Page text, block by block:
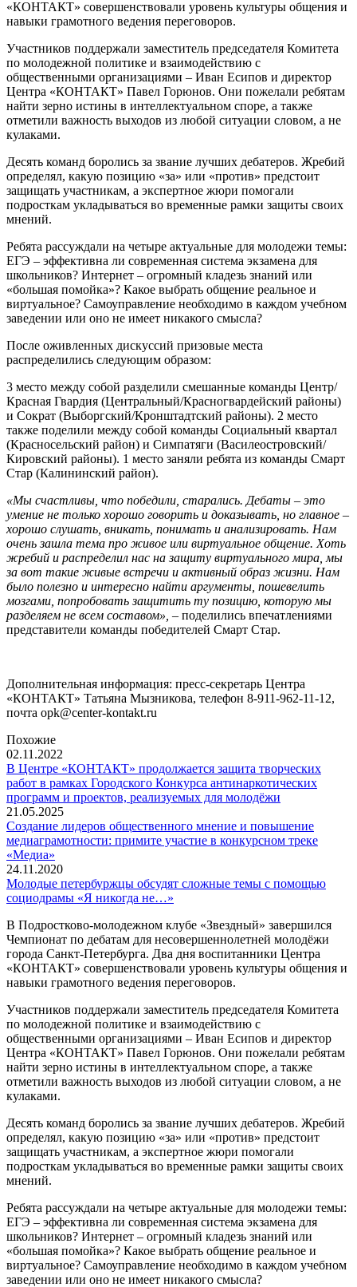
«КОНТАКТ» совершенствовали уровень культуры общения и
навыки грамотного ведения переговоров.
Участников поддержали заместитель председателя Комитета
по молодежной политике и взаимодействию с
общественными организациями – Иван Есипов и директор
Центра «КОНТАКТ» Павел Горюнов. Они пожелали ребятам
найти зерно истины в интеллектуальном споре, а также
отметили важность выходов из любой ситуации словом, а не
кулаками.
Десять команд боролись за звание лучших дебатеров. Жребий
определял, какую позицию «за» или «против» предстоит
защищать участникам, а экспертное жюри помогали
подросткам укладываться во временные рамки защиты своих
мнений.
Ребята рассуждали на четыре актуальные для молодежи темы:
ЕГЭ – эффективна ли современная система экзамена для
школьников? Интернет – огромный кладезь знаний или
«большая помойка»? Какое выбрать общение реальное и
виртуальное? Самоуправление необходимо в каждом учебном
заведении или оно не имеет никакого смысла?
После оживленных дискуссий призовые места
распределились следующим образом:
3 место между собой разделили смешанные команды Центр/
Красная Гвардия (Центральный/Красногвардейский районы)
и Сократ (Выборгский/Кронштадтский районы). 2 место
также поделили между собой команды Социальный квартал
(Красносельский район) и Симпатяги (Василеостровский/
Кировский районы). 1 место заняли ребята из команды Смарт
Стар (Калининский район).
«Мы счастливы, что победили, старались. Дебаты – это
умение не только хорошо говорить и доказывать, но главное –
хорошо слушать, вникать, понимать и анализировать. Нам
очень зашла тема про живое или виртуальное общение. Хоть
жребий и распределил нас на защиту виртуального мира, мы
за вот такие живые встречи и активный образ жизни. Нам
было полезно и интересно найти аргументы, пошевелить
мозгами, попробовать защитить ту позицию, которую мы
разделяем не всем составом», – поделились впечатлениями
представители команды победителей Смарт Стар.
Дополнительная информация: пресс-секретарь Центра
«КОНТАКТ» Татьяна Мызникова, телефон 8-911-962-11-12,
почта opk@center-kontakt.ru
Похожие
02.11.2022
В Центре «КОНТАКТ» продолжается защита творческих
работ в рамках Городского Конкурса антинаркотических
программ и проектов, реализуемых для молодёжи
21.05.2025
Создание лидеров общественного мнение и повышение
медиаграмотности: примите участие в конкурсном треке
«Медиа»
24.11.2020
Молодые петербуржцы обсудят сложные темы с помощью
социодрамы «Я никогда не…»
В Подростково-молодежном клубе «Звездный» завершился
Чемпионат по дебатам для несовершеннолетней молодёжи
города Санкт-Петербурга. Два дня воспитанники Центра
«КОНТАКТ» совершенствовали уровень культуры общения и
навыки грамотного ведения переговоров.
Участников поддержали заместитель председателя Комитета
по молодежной политике и взаимодействию с
общественными организациями – Иван Есипов и директор
Центра «КОНТАКТ» Павел Горюнов. Они пожелали ребятам
найти зерно истины в интеллектуальном споре, а также
отметили важность выходов из любой ситуации словом, а не
кулаками.
Десять команд боролись за звание лучших дебатеров. Жребий
определял, какую позицию «за» или «против» предстоит
защищать участникам, а экспертное жюри помогали
подросткам укладываться во временные рамки защиты своих
мнений.
Ребята рассуждали на четыре актуальные для молодежи темы:
ЕГЭ – эффективна ли современная система экзамена для
школьников? Интернет – огромный кладезь знаний или
«большая помойка»? Какое выбрать общение реальное и
виртуальное? Самоуправление необходимо в каждом учебном
заведении или оно не имеет никакого смысла?